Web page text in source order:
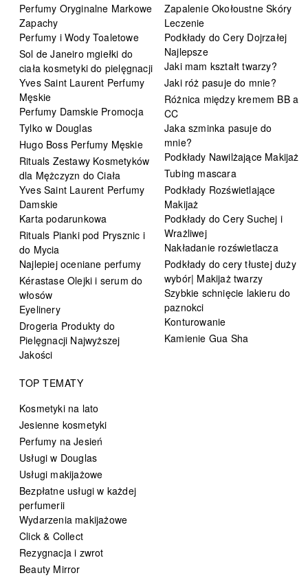
Perfumy Oryginalne Markowe
Zapachy
Perfumy i Wody Toaletowe
Sol de Janeiro mgiełki do
ciała kosmetyki do pielęgnacji
Yves Saint Laurent Perfumy
Męskie
Perfumy Damskie Promocja
Tylko w Douglas
Hugo Boss Perfumy Męskie
Rituals Zestawy Kosmetyków
dla Mężczyzn do Ciała
Yves Saint Laurent Perfumy
Damskie
Karta podarunkowa
Rituals Pianki pod Prysznic i
do Mycia
Najlepiej oceniane perfumy
Kérastase Olejki i serum do
włosów
Eyelinery
Drogeria Produkty do
Pielęgnacji Najwyższej
Jakości
Zapalenie Okołoustne Skóry
Leczenie
Podkłady do Cery Dojrzałej
Najlepsze
Jaki mam kształt twarzy?
Jaki róż pasuje do mnie?
Różnica między kremem BB a
CC
Jaka szminka pasuje do
mnie?
Podkłady Nawilżające Makijaż
Tubing mascara
Podkłady Rozświetlające
Makijaż
Podkłady do Cery Suchej i
Wrażliwej
Nakładanie rozświetlacza
Podkłady do cery tłustej duży
wybór| Makijaż twarzy
Szybkie schnięcie lakieru do
paznokci
Konturowanie
Kamienie Gua Sha
TOP TEMATY
Kosmetyki na lato
Jesienne kosmetyki
Perfumy na Jesień
Usługi w Douglas
Usługi makijażowe
Bezpłatne usługi w każdej
perfumerii
Wydarzenia makijażowe
Click & Collect
Rezygnacja i zwrot
Beauty Mirror